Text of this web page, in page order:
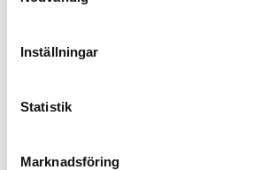
Inställningar
Statistik
Marknadsföring